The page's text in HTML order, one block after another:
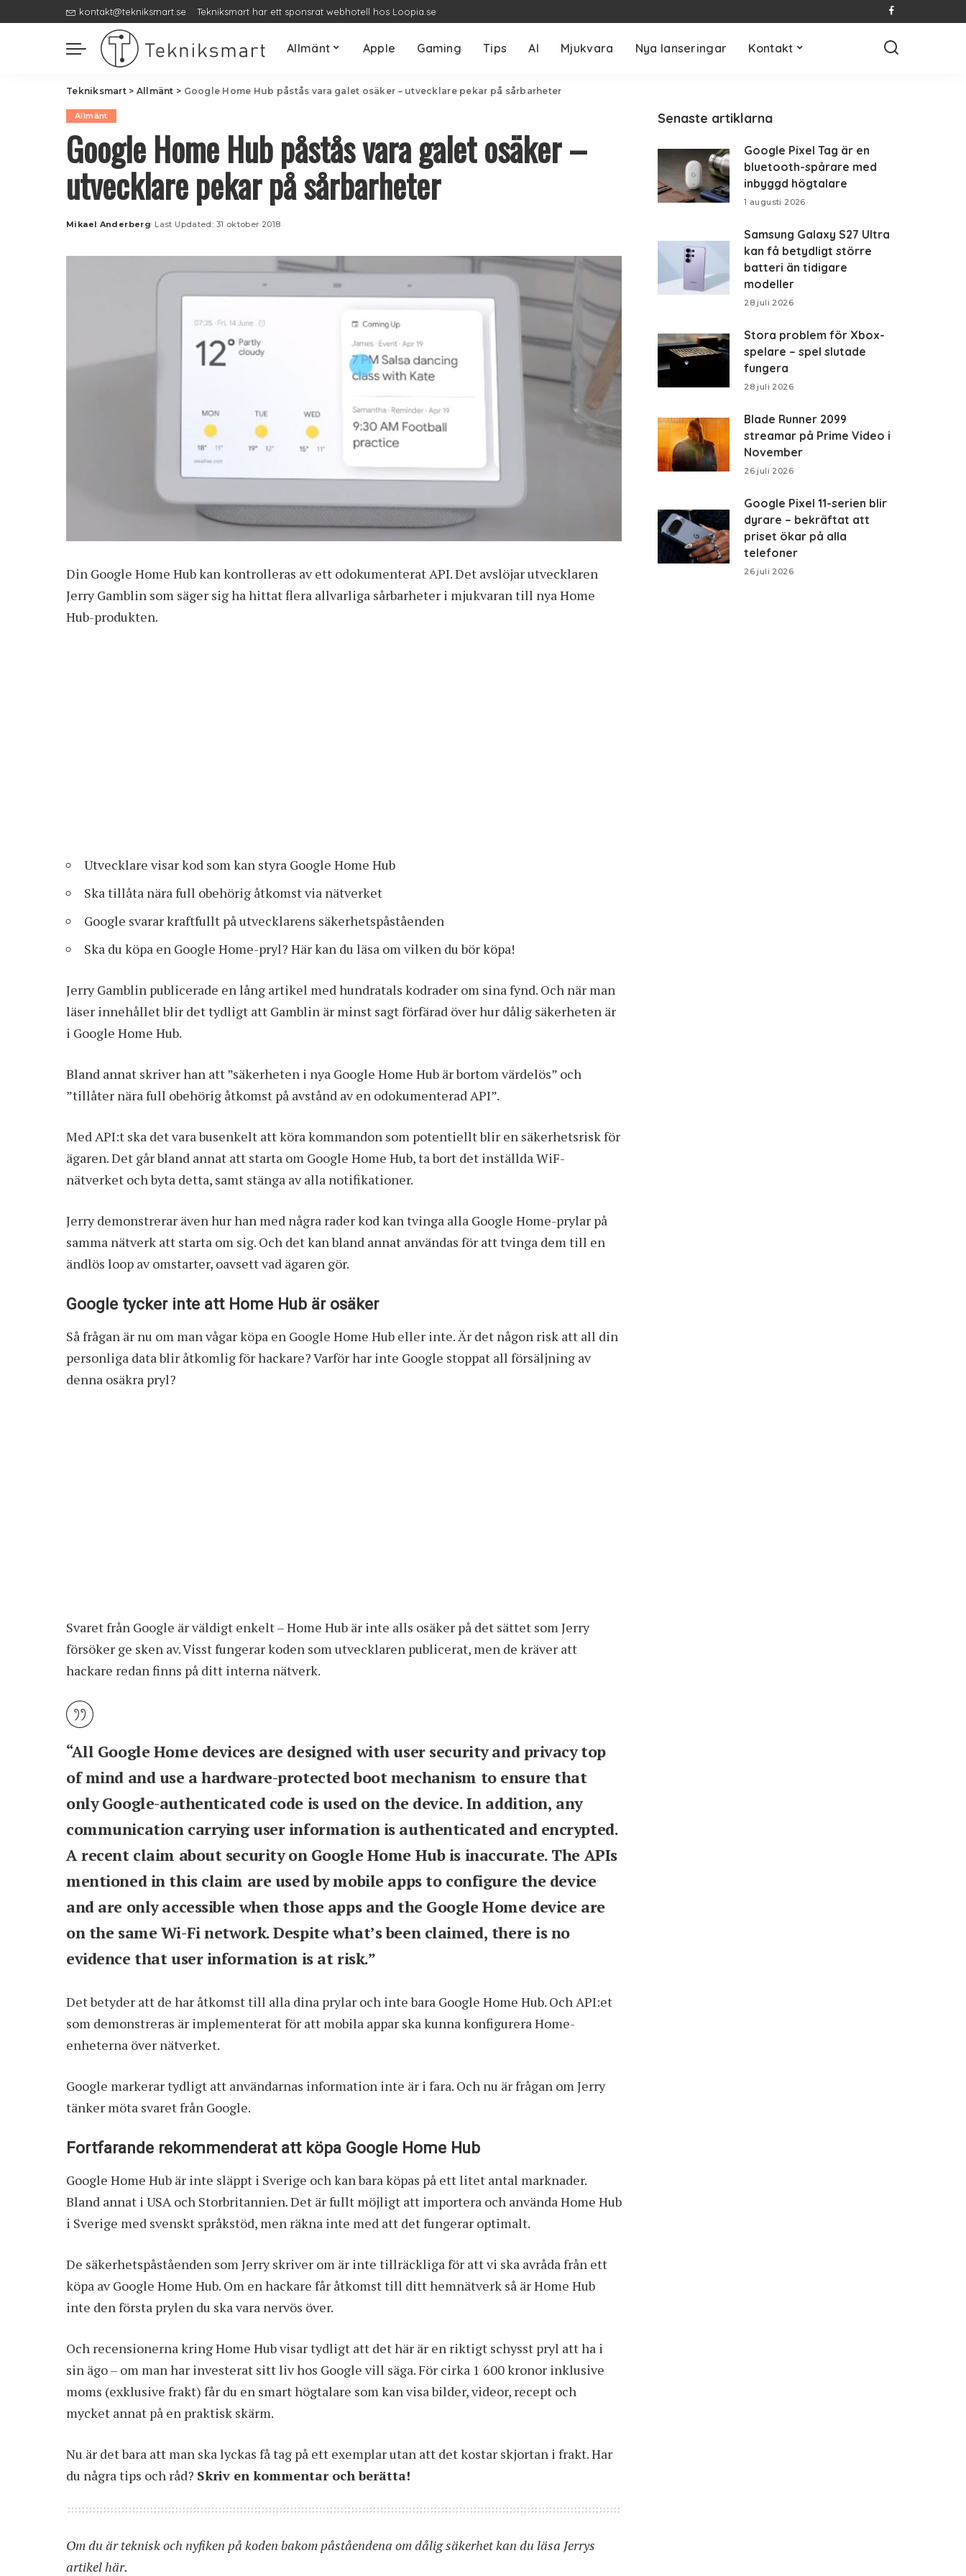
kontakt@tekniksmart.se Tekniksmart har ett sponsrat webhotell hos Loopia.se
Allmänt Apple Gaming Tips AI Mjukvara Nya lanseringar Kontakt
Tekniksmart> Allmänt > Google Home Hub påstås vara galet osäker – utvecklare pekar på sårbarheter
Allmänt
Google Home Hub påstås vara galet osäker –
utvecklare pekar på sårbarheter
Posted
Mikael Anderberg Last Updated: 31 oktober 2018
Din Google Home Hub kan kontrolleras av ett odokumenterat API. Det avslöjar utvecklaren
Jerry Gamblin som säger sig ha hittat flera allvarliga sårbarheter i mjukvaran till nya Home
Hub-produkten.
Utvecklare visar kod som kan styra Google Home Hub
Ska tillåta nära full obehörig åtkomst via nätverket
Google svarar kraftfullt på utvecklarens säkerhetspåståenden
Ska du köpa en Google Home-pryl? Här kan du läsa om vilken du bör köpa!
Jerry Gamblin publicerade en lång artikel med hundratals kodrader om sina fynd. Och när man
läser innehållet blir det tydligt att Gamblin är minst sagt förfärad över hur dålig säkerheten är
i Google Home Hub.
Bland annat skriver han att ”säkerheten i nya Google Home Hub är bortom värdelös” och
”tillåter nära full obehörig åtkomst på avstånd av en odokumenterad API”.
Med API:t ska det vara busenkelt att köra kommandon som potentiellt blir en säkerhetsrisk för
ägaren. Det går bland annat att starta om Google Home Hub, ta bort det inställda WiF-
nätverket och byta detta, samt stänga av alla notifikationer.
Jerry demonstrerar även hur han med några rader kod kan tvinga alla Google Home-prylar på
samma nätverk att starta om sig. Och det kan bland annat användas för att tvinga dem till en
ändlös loop av omstarter, oavsett vad ägaren gör.
Google tycker inte att Home Hub är osäker
Så frågan är nu om man vågar köpa en Google Home Hub eller inte. Är det någon risk att all din
personliga data blir åtkomlig för hackare? Varför har inte Google stoppat all försäljning av
denna osäkra pryl?
Svaret från Google är väldigt enkelt – Home Hub är inte alls osäker på det sättet som Jerry
försöker ge sken av. Visst fungerar koden som utvecklaren publicerat, men de kräver att
hackare redan finns på ditt interna nätverk.
“All Google Home devices are designed with user security and privacy top
of mind and use a hardware-protected boot mechanism to ensure that
only Google-authenticated code is used on the device. In addition, any
communication carrying user information is authenticated and encrypted.
A recent claim about security on Google Home Hub is inaccurate. The APIs
mentioned in this claim are used by mobile apps to configure the device
and are only accessible when those apps and the Google Home device are
on the same Wi-Fi network. Despite what’s been claimed, there is no
evidence that user information is at risk.”
Det betyder att de har åtkomst till alla dina prylar och inte bara Google Home Hub. Och API:et
som demonstreras är implementerat för att mobila appar ska kunna konfigurera Home-
enheterna över nätverket.
Google markerar tydligt att användarnas information inte är i fara. Och nu är frågan om Jerry
tänker möta svaret från Google.
Fortfarande rekommenderat att köpa Google Home Hub
Google Home Hub är inte släppt i Sverige och kan bara köpas på ett litet antal marknader.
Bland annat i USA och Storbritannien. Det är fullt möjligt att importera och använda Home Hub
i Sverige med svenskt språkstöd, men räkna inte med att det fungerar optimalt.
De säkerhetspåståenden som Jerry skriver om är inte tillräckliga för att vi ska avråda från ett
köpa av Google Home Hub. Om en hackare får åtkomst till ditt hemnätverk så är Home Hub
inte den första prylen du ska vara nervös över.
Och recensionerna kring Home Hub visar tydligt att det här är en riktigt schysst pryl att ha i
sin ägo – om man har investerat sitt liv hos Google vill säga. För cirka 1 600 kronor inklusive
moms (exklusive frakt) får du en smart högtalare som kan visa bilder, videor, recept och
mycket annat på en praktisk skärm.
Nu är det bara att man ska lyckas få tag på ett exemplar utan att det kostar skjortan i frakt. Har
du några tips och råd? Skriv en kommentar och berätta!
Om du är teknisk och nyfiken på koden bakom påståendena om dålig säkerhet kan du läsa Jerrys
artikel här.
Senaste artiklarna
Google Pixel Tag är en
bluetooth-spårare med
inbyggd högtalare
1 augusti 2026
Samsung Galaxy S27 Ultra
kan få betydligt större
batteri än tidigare
modeller
28 juli 2026
Stora problem för Xbox-
spelare – spel slutade
fungera
28 juli 2026
Blade Runner 2099
streamar på Prime Video i
November
26 juli 2026
Google Pixel 11-serien blir
dyrare – bekräftat att
priset ökar på alla
telefoner
26 juli 2026